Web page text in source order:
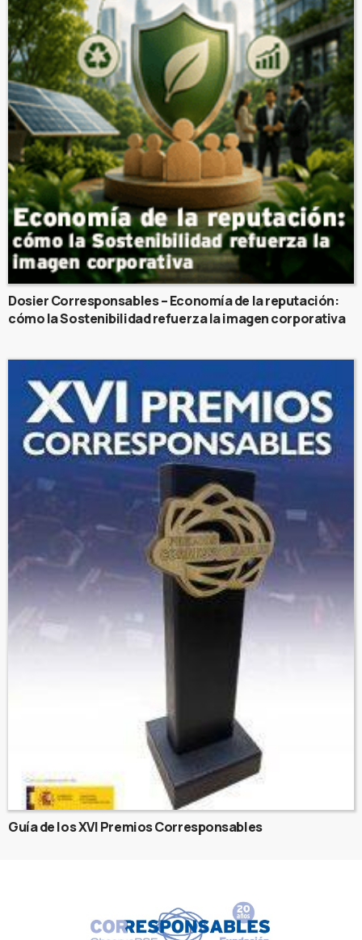
Dosier Corresponsables – Economía de la reputación:
cómo la Sostenibilidad refuerza la imagen corporativa
Guía de los XVI Premios Corresponsables